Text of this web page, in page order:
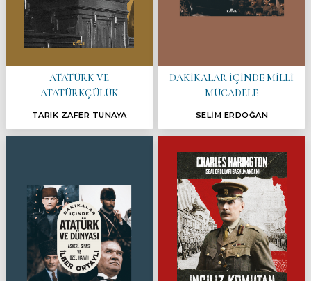
ATATÜRK VE
ATATÜRKÇÜLÜK
TARIK ZAFER TUNAYA
DAKİKALAR İÇİNDE MİLLİ
MÜCADELE
SELİM ERDOĞAN